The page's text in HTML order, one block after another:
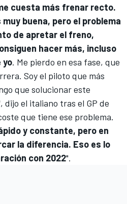
cuesta más frenar recto.
buena, pero el problema
de apretar el freno,
hacer más, incluso
yo. Me pierdo en esa fase, que
Soy el piloto que más
que solucionar este
el italiano tras el GP de
que tiene ese problema.
y constante, pero en
la diferencia. Eso es lo
con 2022".